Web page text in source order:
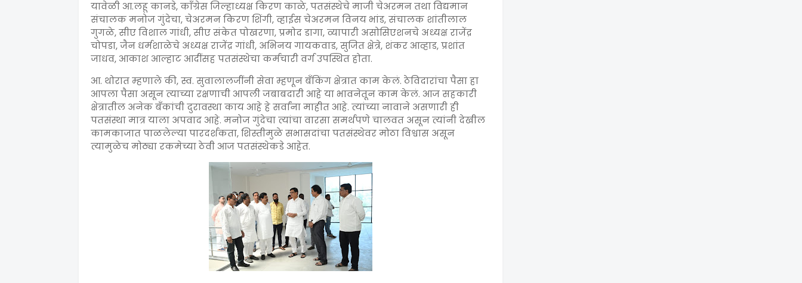
यावेळी आ.लहू कानडे, काँग्रेस जिल्हाध्यक्ष किरण काळे, पतसंस्थेचे माजी चेअरमन तथा विद्यमान
संचालक मनोज गुंदेचा, चेअरमन किरण शिंगी, व्हाईस चेअरमन विनय भांड, संचालक शांतीलाल
गुगळे, सीए विशाल गांधी, सीए संकेत पोखरणा, प्रमोद डागा, व्यापारी असोसिएशनचे अध्यक्ष राजेंद्र
चोपडा, जैन धर्मशाळेचे अध्यक्ष राजेंद्र गांधी, अभिनय गायकवाड, सुजित क्षेत्रे, शंकर आव्हाड, प्रशांत
जाधव, आकाश आल्हाट आदींसह पतसंस्थेचा कर्मचारी वर्ग उपस्थित होता.
आ. थोरात म्हणाले की, स्व. सुवालालजींनी सेवा म्हणून बँकिंग क्षेत्रात काम केलं. ठेविदारांचा पैसा हा
आपला पैसा असून त्याच्या रक्षणाची आपली जबाबदारी आहे या भावनेतून काम केलं. आज सहकारी
क्षेत्रातील अनेक बँकांची दुरावस्था काय आहे हे सर्वांना माहीत आहे. त्यांच्या नावाने असणारी ही
पतसंस्था मात्र याला अपवाद आहे. मनोज गुंदेचा त्यांचा वारसा समर्थपणे चालवत असून त्यांनी देखील
कामकाजात पाळलेल्या पारदर्शकता, शिस्तीमुळे सभासदांचा पतसंस्थेवर मोठा विश्वास असून
त्यामुळेच मोठ्या रकमेच्या ठेवी आज पतसंस्थेकडे आहेत.